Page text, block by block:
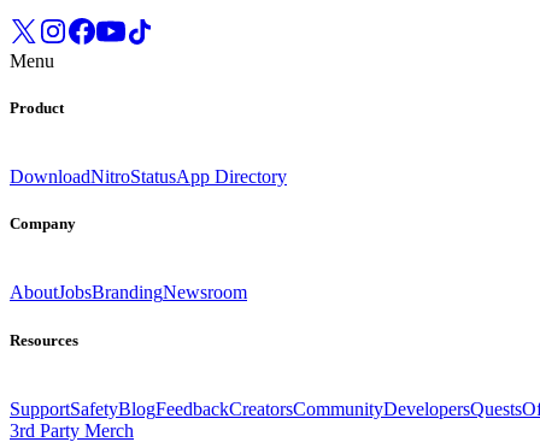
Menu
Product
DownloadNitroStatusApp Directory
Company
AboutJobsBrandingNewsroom
Resources
SupportSafetyBlogFeedbackCreatorsCommunityDevelopersQuests
3rd Party Merch